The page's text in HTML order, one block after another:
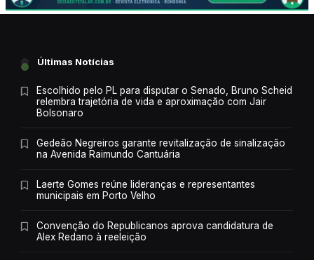
Últimas Notícias
Escolhido pelo PL para disputar o Senado, Bruno Scheid
relembra trajetória de vida e aproximação com Jair
Bolsonaro
Gedeão Negreiros garante revitalização de sinalização
na Avenida Raimundo Cantuária
Laerte Gomes reúne lideranças e representantes
municipais em Porto Velho
Convenção do Republicanos aprova candidatura de
Alex Redano à reeleição